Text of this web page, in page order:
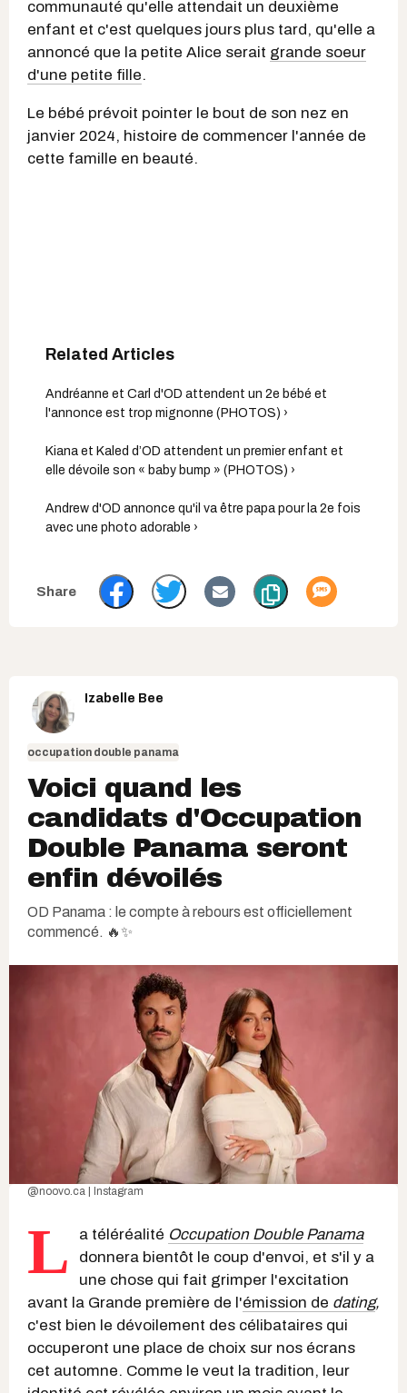
communauté qu'elle attendait un deuxième
enfant et c'est quelques jours plus tard, qu'elle a
annoncé que la petite Alice serait grande soeur
d'une petite fille.
Le bébé prévoit pointer le bout de son nez en
janvier 2024, histoire de commencer l'année de
cette famille en beauté.
Andréanne et Carl d'OD attendent un 2e bébé et
l'annonce est trop mignonne (PHOTOS) ›
Kiana et Kaled d’OD attendent un premier enfant et
elle dévoile son « baby bump » (PHOTOS) ›
Andrew d'OD annonce qu'il va être papa pour la 2e fois
avec une photo adorable ›
Izabelle Bee
occupation double panama
Voici quand les
candidats d'Occupation
Double Panama seront
enfin dévoilés
OD Panama : le compte à rebours est officiellement
commencé. 🔥✨
@noovo.ca | Instagram
L a téléréalité Occupation Double Panama
donnera bientôt le coup d'envoi, et s'il y a
une chose qui fait grimper l'excitation
avant la Grande première de l'émission de dating,
c'est bien le dévoilement des célibataires qui
occuperont une place de choix sur nos écrans
cet automne. Comme le veut la tradition, leur